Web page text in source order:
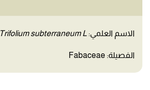
الاسم العلمي: Trifolium subterraneum L.
الفصيلة: Fabaceae